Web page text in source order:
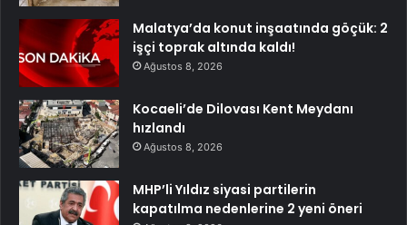
Malatya’da konut inşaatında göçük: 2
işçi toprak altında kaldı!
Ağustos 8, 2026
Kocaeli’de Dilovası Kent Meydanı
hızlandı
Ağustos 8, 2026
MHP’li Yıldız siyasi partilerin
kapatılma nedenlerine 2 yeni öneri